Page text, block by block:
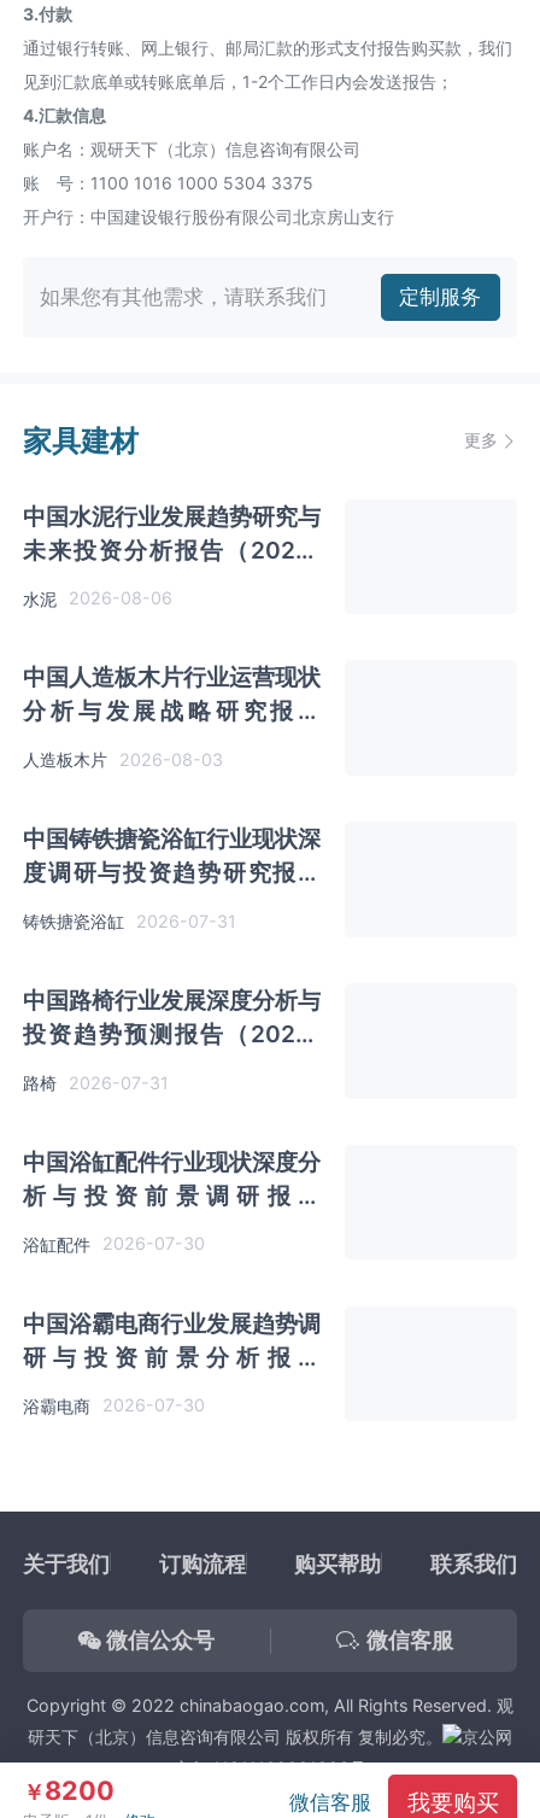
3.付款
通过银行转账、网上银行、邮局汇款的形式支付报告购买款，我们
见到汇款底单或转账底单后，1-2个工作日内会发送报告；
4.汇款信息
账户名：观研天下（北京）信息咨询有限公司
账 号：1100 1016 1000 5304 3375
开户行：中国建设银行股份有限公司北京房山支行
如果您有其他需求，请联系我们 定制服务
家具建材 更多
中国水泥行业发展趋势研究与
未来投资分析报告（2026-
水泥 2026-08-06
中国人造板木片行业运营现状
分析与发展战略研究报告
（2026-2033年）
人造板木片 2026-08-03
中国铸铁搪瓷浴缸行业现状深
度调研与投资趋势研究报告
（2026-2033年）
铸铁搪瓷浴缸 2026-07-31
中国路椅行业发展深度分析与
投资趋势预测报告（2026-
2033年）
路椅 2026-07-31
中国浴缸配件行业现状深度分
析与投资前景调研报告
浴缸配件 2026-07-30
中国浴霸电商行业发展趋势调
研与投资前景分析报告
浴霸电商 2026-07-30
￥8200 微信客服 我要购买
关于我们 订购流程 购买帮助 联系我们
微信公众号 微信客服
Copyright © 2022 chinabaogao.com, All Rights Reserved. 观
研天下（北京）信息咨询有限公司 版权所有 复制必究。
京公网
安备 11011102001923号